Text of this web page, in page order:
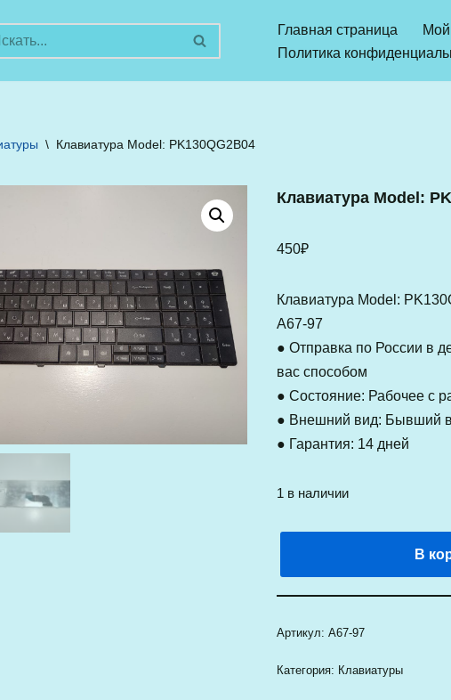
Главная страница Мой
Политика
\ Клавиатура Model: PK130QG2B04
Клавиатура Model:
450₽
Клавиатура Model:
A67-97
● Отправка по России в
вас способом
● Состояние: Рабочее с
● Внешний вид: Бывший в
● Гарантия: 14 дней
1 в наличии
В
Артикул: A67-97
Категория: Клавиатуры